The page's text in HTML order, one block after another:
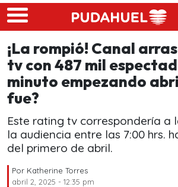
Skip to main content
¡La rompió! Canal
tv con 487 mil
minuto empezando
fue?
Este rating tv correspondería a
la audiencia entre las 7:00 hrs.
del primero de abril.
Por Katherine Torres
abril 2, 2025 - 12:35 pm